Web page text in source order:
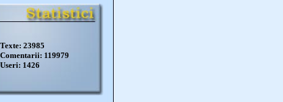
Texte: 23985
Comentarii: 119979
Useri: 1426